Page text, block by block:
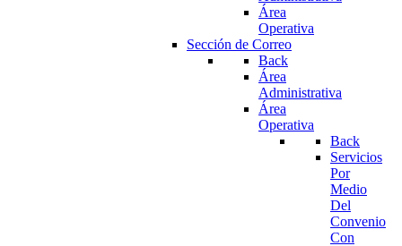
Área
Operativa
Sección de Correo
Back
Área
Administrativa
Área
Operativa
Back
Servicios
Por
Medio
Del
Convenio
Con